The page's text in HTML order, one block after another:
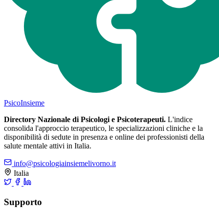
PsicoInsieme
Directory Nazionale di Psicologi e Psicoterapeuti. L'indice
consolida l'approccio terapeutico, le specializzazioni cliniche e la
disponibilità di sedute in presenza e online dei professionisti della
salute mentale attivi in Italia.
info@psicologiainsiemelivorno.it
Italia
Supporto